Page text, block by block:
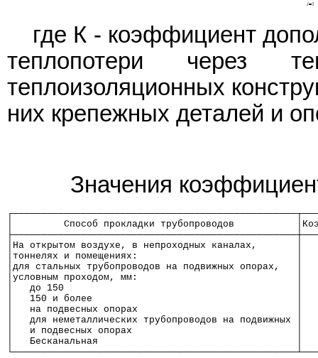
где К - коэффициент
теплопотери через
теплоизоляционных
них крепежных деталей и
Значения
│         Способ прокладки трубопроводов
│На открытом воздухе, в непроходных каналах,
│тоннелях и помещениях:
│для стальных трубопроводов на подвижных опорах,
│условным проходом, мм:
│   до 150                                         │
│   150 и более                                    │
│   на подвесных опорах                            │
│   для неметаллических трубопроводов на
│   и подвесных опорах
│   Бесканальная                                   │